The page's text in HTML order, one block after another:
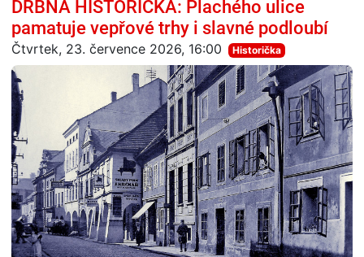
DRBNA HISTORIČKA: Plachého ulice
pamatuje vepřové trhy i slavné podloubí
Čtvrtek, 23. července 2026, 16:00 Historička